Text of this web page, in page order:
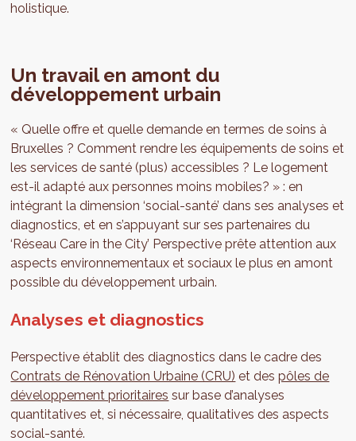
holistique.
Un travail en amont du
développement urbain
« Quelle offre et quelle demande en termes de soins à
Bruxelles ? Comment rendre les équipements de soins et
les services de santé (plus) accessibles ? Le logement
est-il adapté aux personnes moins mobiles? » : en
intégrant la dimension ‘social-santé’ dans ses analyses et
diagnostics, et en s’appuyant sur ses partenaires du
‘Réseau Care in the City’ Perspective prête attention aux
aspects environnementaux et sociaux le plus en amont
possible du développement urbain.
Analyses et diagnostics
Perspective établit des diagnostics dans le cadre des
Contrats de Rénovation Urbaine (CRU) et despôles de
développement prioritaires sur base d’analyses
quantitatives et, si nécessaire, qualitatives des aspects
social-santé.